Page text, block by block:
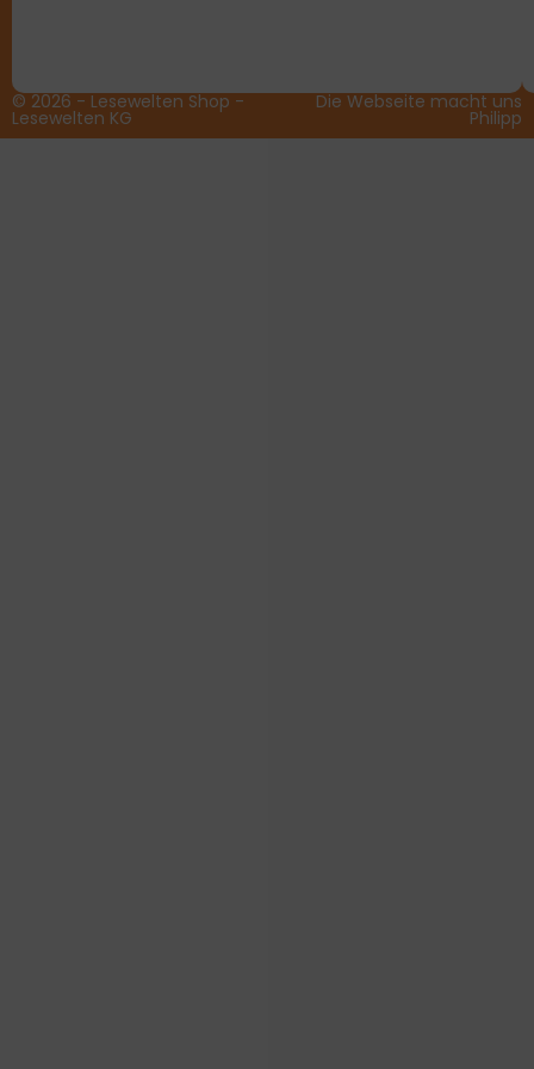
© 2026 - Lesewelten Shop -
Lesewelten KG
Die Webseite macht uns
Philipp